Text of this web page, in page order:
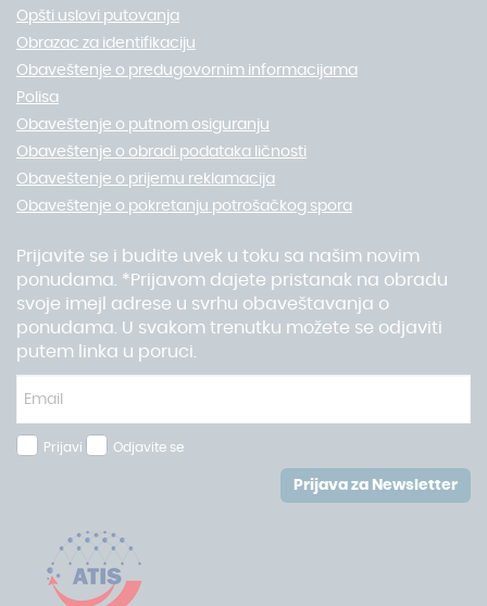
Opšti uslovi putovanja
Obrazac za identifikaciju
Obaveštenje o predugovornim informacijama
Polisa
Obaveštenje o putnom osiguranju
Obaveštenje o obradi podataka ličnosti
Obaveštenje o prijemu reklamacija
Obaveštenje o pokretanju potrošačkog spora
Prijavite se i budite uvek u toku sa našim novim
ponudama. *Prijavom dajete pristanak na obradu
svoje imejl adrese u svrhu obaveštavanja o
ponudama. U svakom trenutku možete se odjaviti
putem linka u poruci.
Prijavi Odjavite se
Prijava za Newsletter